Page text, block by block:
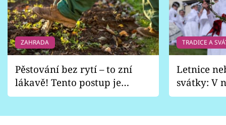
ZAHRADA
Pěstování bez rytí – to zní
lákavě! Tento postup je
vhodný jen pro některé
TRADICE A
Letnice
svátky: V
pondělí